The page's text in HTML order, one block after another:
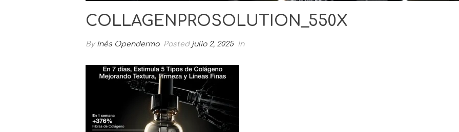
COLLAGENPROSOLUTION_550X
By Inés Openderma Posted julio 2, 2025 In